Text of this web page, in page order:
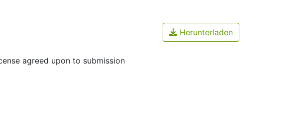
agreed upon to submission
Herunterladen